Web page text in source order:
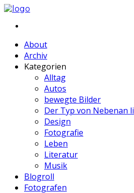
About
Archiv
Kategorien
Alltag
Autos
bewegte Bilder
Der Typ von Nebenan
Design
Fotografie
Leben
Literatur
Musik
Blogroll
Fotografen